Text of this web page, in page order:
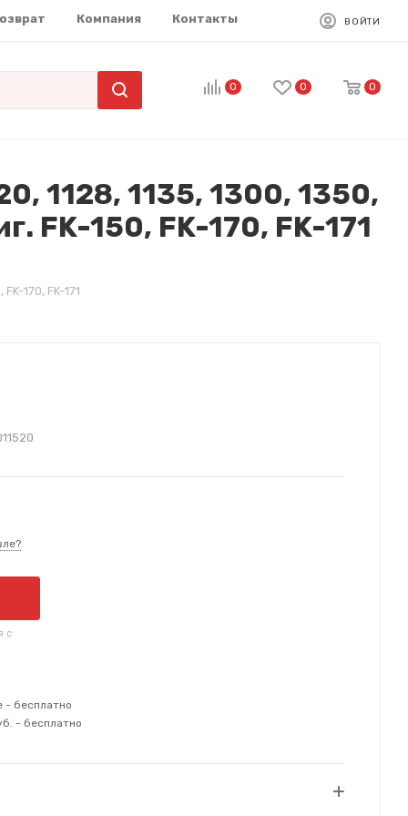
Компания Контакты ВОЙТИ
0 0 0
1128, 1135, 1300, 1350,
FK-150, FK-170, FK-171
170, FK-171
с
- бесплатно
- бесплатно